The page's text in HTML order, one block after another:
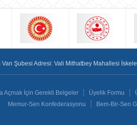
Van Şubesi Adresi: Vali Mithatbey Mahallesi
Açmak İçin Gerekli Belgeler Üyelik Formu
Memur-Sen Konfederasyonu Bem-Bir-Sen